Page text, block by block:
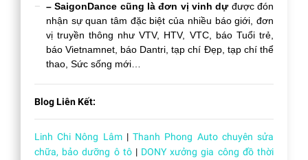
– SaigonDance cũng là đơn vị vinh dựđược đón
nhận sự quan tâm đặc biệt của nhiều báo giới, đơn
vị truyền thông như VTV, HTV, VTC, báo Tuổi trẻ,
báo Vietnamnet, báo Dantri, tạp chí Đẹp, tạp chí thể
thao, Sức sống mới…
Blog Liên Kết:
Linh Chi Nông Lâm|Thanh Phong Auto chuyên sửa
chữa, bảo dưỡng ô tô| DONY xưởng gia công đồ thời